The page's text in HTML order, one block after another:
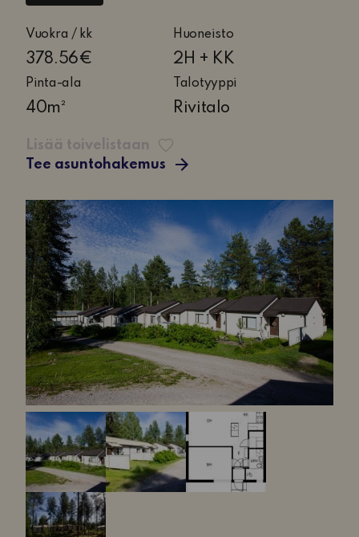
Vuokra / kk
378.56€
Huoneisto
2H + KK
2
huonetta
keittokomero
Pinta-ala
40m²
Talotyyppi
Rivitalo
Lisää toivelistaan
Tee asuntohakemus